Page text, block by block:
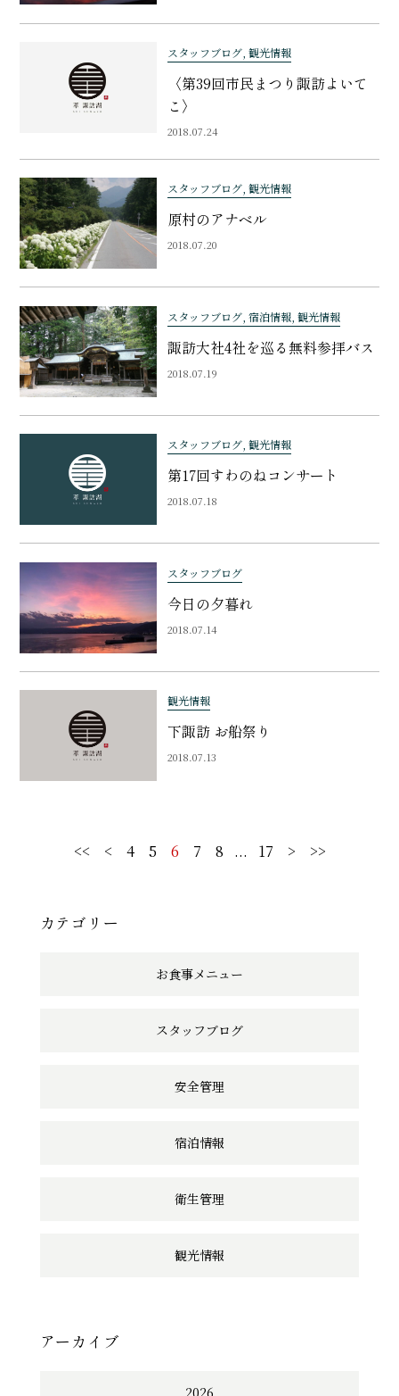
スタッフブログ, 観光情報
〈第39回市民まつり諏訪よいて
こ〉
2018.07.24
スタッフブログ, 観光情報
原村のアナベル
2018.07.20
スタッフブログ, 宿泊情報, 観光情報
諏訪大社4社を巡る無料参拝バス
2018.07.19
スタッフブログ, 観光情報
第17回すわのねコンサート
2018.07.18
スタッフブログ
今日の夕暮れ
2018.07.14
観光情報
下諏訪 お船祭り
2018.07.13
<< < 4 5 6 7 8 ... 17 > >>
カテゴリー
お食事メニュー
スタッフブログ
安全管理
宿泊情報
衛生管理
観光情報
アーカイブ